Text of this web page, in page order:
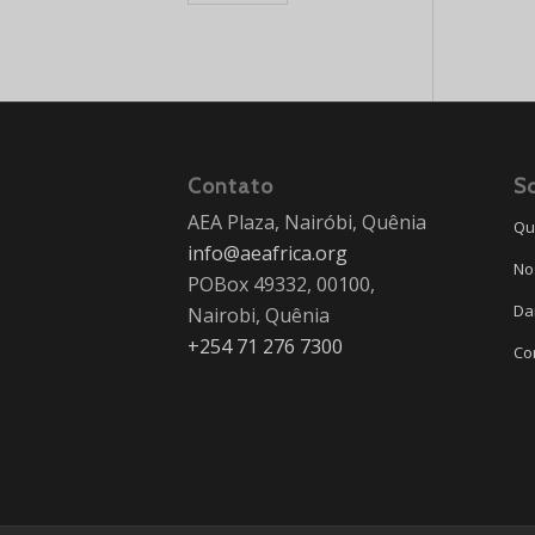
Contato
AEA Plaza, Nairóbi, Quênia
info@aeafrica.org
POBox 49332, 00100,
Nairobi, Quênia
+254 71 276 7300